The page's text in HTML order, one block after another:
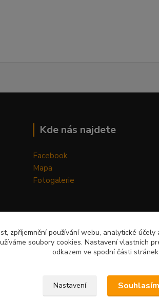
Kde nás najdete
Facebook
Mapa
Fotogalerie
Upravit sběr cookies.
zpříjemnění používání webu, analytické
soubory cookies. Nastavení vlastních
odkazem ve spodní části stránek.
Nastavení Souhlasím